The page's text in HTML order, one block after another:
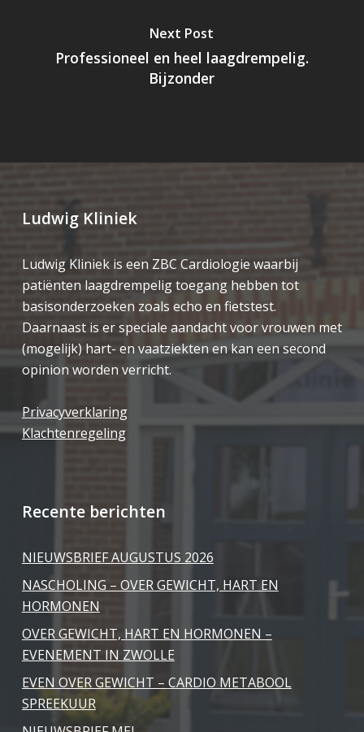
Next Post
Professioneel en heel laagdrempelig.
Bijzonder
Ludwig Kliniek
Ludwig Kliniek is een ZBC Cardiologie waarbij
patiënten laagdrempelig toegang hebben tot
basisonderzoeken zoals echo en fietstest.
Daarnaast is er speciale aandacht voor vrouwen met
(mogelijk) hart- en vaatziekten en kan een second
opinion worden verricht.
Privacyverklaring
Klachtenregeling
Recente berichten
NIEUWSBRIEF AUGUSTUS 2026
NASCHOLING – OVER GEWICHT, HART EN
HORMONEN
OVER GEWICHT, HART EN HORMONEN –
EVENEMENT IN ZWOLLE
EVEN OVER GEWICHT – CARDIO METABOOL
SPREEKUUR